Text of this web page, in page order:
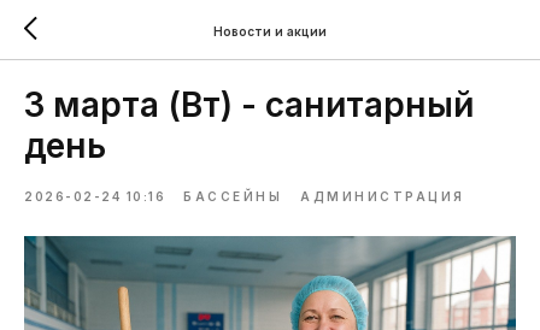
Новости и акции
3 марта (Вт) - санитарный
день
2026-02-24 10:16 БАССЕЙНЫ АДМИНИСТРАЦИЯ